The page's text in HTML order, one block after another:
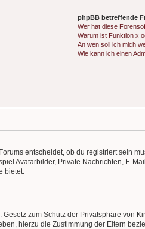
phpBB betreffende
Wer hat diese
Warum ist Funktion x
An wen soll ich mich
Wie kann ich einen
entscheidet, ob du registriert sein
Avatarbilder, Private Nachrichten, E-
bietet.
zum Schutz der Privatsphäre von
hierzu die Zustimmung der Eltern